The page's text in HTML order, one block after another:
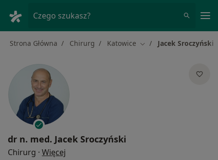
Czego szukasz?
Strona Główna Chirurg Katowice Zmień miasto
Jacek Sroczyński
dr n. med. Jacek Sroczyński
Chirurg · Więcej